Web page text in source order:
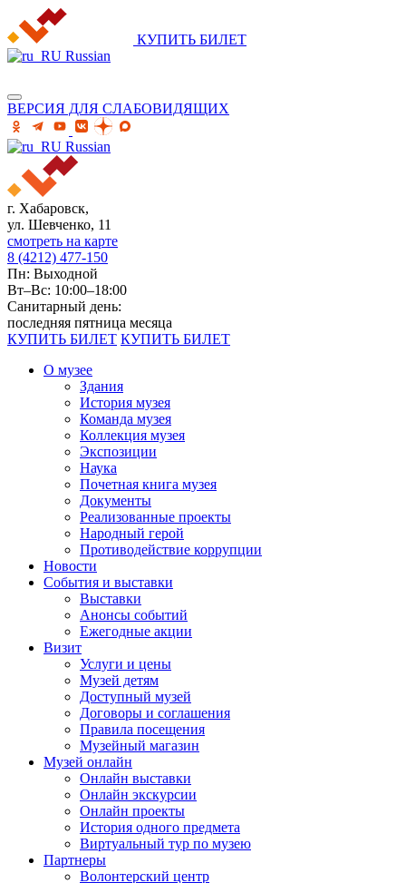
КУПИТЬ БИЛЕТ
Russian
ВЕРСИЯ ДЛЯ СЛАБОВИДЯЩИХ
Russian
г. Хабаровск,
ул. Шевченко, 11
смотреть на карте
8 (4212) 477-150
Пн: Выходной
Вт–Вс: 10:00–18:00
Санитарный день:
последняя пятница месяца
КУПИТЬ БИЛЕТ КУПИТЬ БИЛЕТ
О музее
Здания
История музея
Команда музея
Коллекция музея
Экспозиции
Наука
Почетная книга музея
Документы
Реализованные проекты
Народный герой
Противодействие коррупции
Новости
События и выставки
Выставки
Анонсы событий
Ежегодные акции
Визит
Услуги и цены
Музей детям
Доступный музей
Договоры и соглашения
Правила посещения
Музейный магазин
Музей онлайн
Онлайн выставки
Онлайн экскурсии
Онлайн проекты
История одного предмета
Виртуальный тур по музею
Партнеры
Волонтерский центр